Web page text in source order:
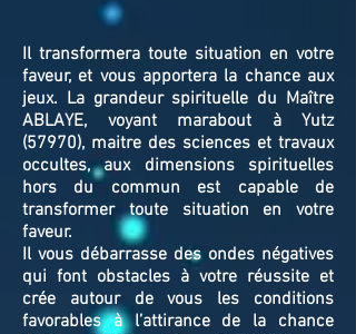
Il transformera toute situation en votre
faveur, et vous apportera la chance aux
jeux. La grandeur spirituelle du Maître
ABLAYE, voyant marabout à Yutz
(57970), maitre des sciences et travaux
occultes, aux dimensions spirituelles
hors du commun est capable de
transformer toute situation en votre
faveur.
Il vous débarrasse des ondes négatives
qui font obstacles à votre réussite et
crée autour de vous les conditions
favorables à l’attirance de la chance